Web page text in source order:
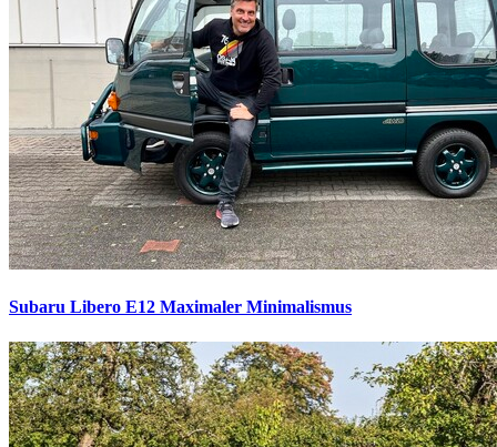
Subaru Libero E12 Maximaler Minimalismus